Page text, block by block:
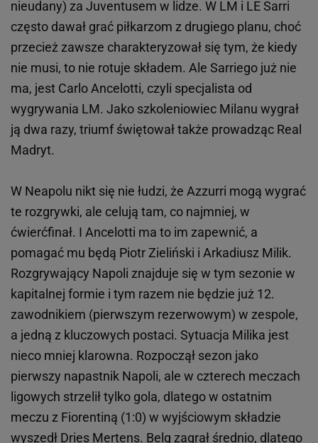
nieudany) za Juventusem w lidze. W LM i LE Sarri
często dawał grać piłkarzom z drugiego planu, choć
przecież zawsze charakteryzował się tym, że kiedy
nie musi, to nie rotuje składem. Ale Sarriego już nie
ma, jest Carlo Ancelotti, czyli specjalista od
wygrywania LM. Jako szkoleniowiec Milanu wygrał
ją dwa razy, triumf świętował także prowadząc Real
Madryt.
W Neapolu nikt się nie łudzi, że Azzurri mogą wygrać
te rozgrywki, ale celują tam, co najmniej, w
ćwierćfinał. I Ancelotti ma to im zapewnić, a
pomagać mu będą Piotr Zieliński i Arkadiusz Milik.
Rozgrywający Napoli znajduje się w tym sezonie w
kapitalnej formie i tym razem nie będzie już 12.
zawodnikiem (pierwszym rezerwowym) w zespole,
a jedną z kluczowych postaci. Sytuacja Milika jest
nieco mniej klarowna. Rozpoczął sezon jako
pierwszy napastnik Napoli, ale w czterech meczach
ligowych strzelił tylko gola, dlatego w ostatnim
meczu z Fiorentiną (1:0) w wyjściowym składzie
wyszedł Dries Mertens. Belg zagrał średnio, dlatego